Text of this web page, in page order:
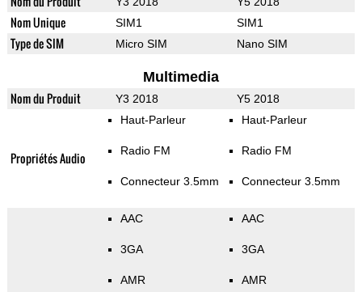
Nom Unique SIM1 SIM1
Type de SIM Micro SIM Nano SIM
Multimedia
Nom du Produit Y3 2018 Y5 2018
Propriétés Audio
Haut-Parleur
Radio FM
Connecteur 3.5mm
Haut-Parleur
Radio FM
Connecteur 3.5mm
AAC
3GA
AMR
AAC
3GA
AMR